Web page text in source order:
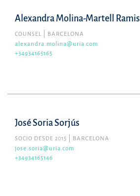
Alexandra Molina-Martell Ramis
COUNSEL
BARCELONA
alexandra.molina@uria.com
+34934165165
José Soria Sorjús
SOCIO DESDE 2015
BARCELONA
jose.soria@uria.com
+34934165146